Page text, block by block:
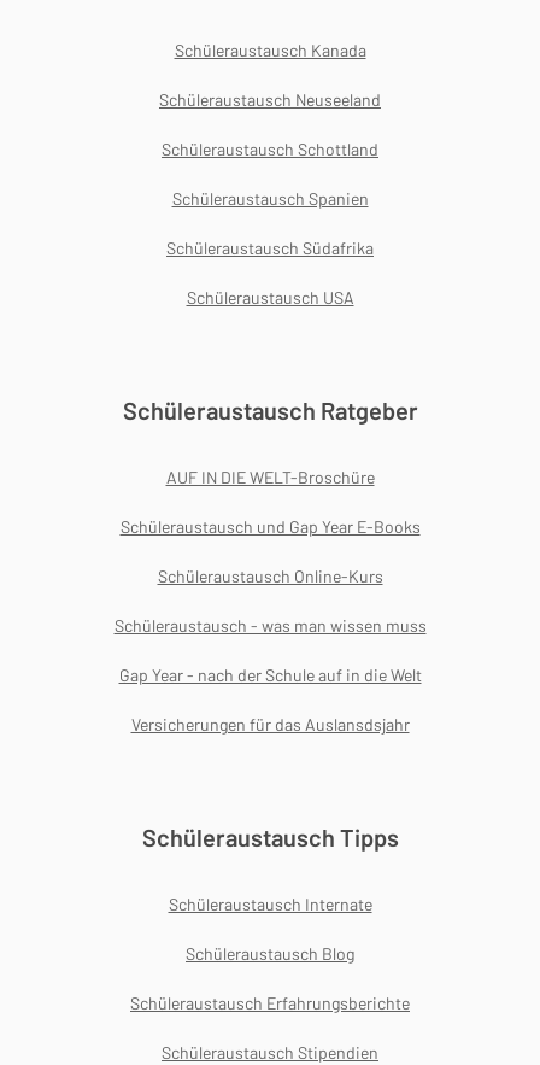
Schüleraustausch Kanada
Schüleraustausch Neuseeland
Schüleraustausch Schottland
Schüleraustausch Spanien
Schüleraustausch Südafrika
Schüleraustausch USA
Schüleraustausch Ratgeber
AUF IN DIE WELT-Broschüre
Schüleraustausch und Gap Year E-Books
Schüleraustausch Online-Kurs
Schüleraustausch - was man wissen muss
Gap Year - nach der Schule auf in die Welt
Versicherungen für das Auslansdsjahr
Schüleraustausch Tipps
Schüleraustausch Internate
Schüleraustausch Blog
Schüleraustausch Erfahrungsberichte
Schüleraustausch Stipendien